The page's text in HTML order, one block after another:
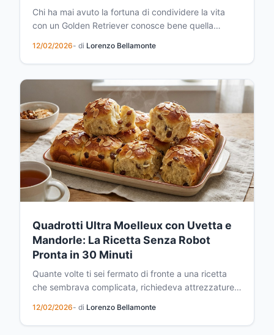
Chi ha mai avuto la fortuna di condividere la vita
con un Golden Retriever conosce bene quella
quasi travolgente. Questi cani meravigliosi entrano
nelle nostre case e nei nostri cuori con una facilità
disarmante, portando con sé gioia, lealtà e una dol...
12/02/2026- di Lorenzo Bellamonte
Quadrotti Ultra Moelleux con Uvetta e
Mandorle: La Ricetta Senza Robot
Pronta in 30 Minuti
Quante volte ti sei fermato di fronte a una ricetta
che sembrava complicata, richiedeva attrezzature
condividere con te una scoperta che ha
letteralmente cambiato il mio modo di cucinare dolci
12/02/2026- di Lorenzo Bellamonte